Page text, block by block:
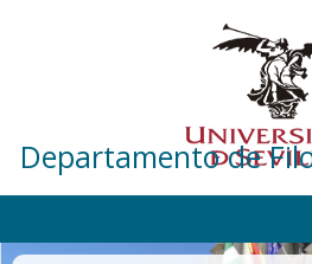
Departamento de